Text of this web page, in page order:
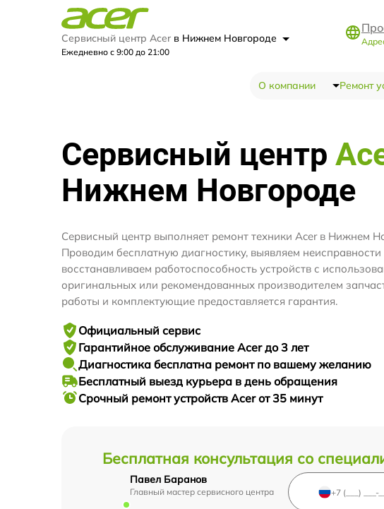
Сервисный центр Acer в Нижнем Новгороде
Ежедневно с 9:00 до 21:00
О компании Ремонт
Сервисный центр
Нижнем Новгороде
Бесплатная консультация со
Павел Баранов
Главный мастер сервисного центра
Сервисный центр выполняет ремонт техники Acer в Нижнем
Проводим бесплатную диагностику, выявляем неисправности
восстанавливаем работоспособность устройств с
оригинальных или рекомендованных производителем
работы и комплектующие предоставляется гарантия.
Официальный сервис
Гарантийное обслуживание Acer до 3 лет
Диагностика бесплатна ремонт по вашему желанию
Бесплатный выезд курьера в день обращения
Срочный ремонтустройств Acer от 35 минут